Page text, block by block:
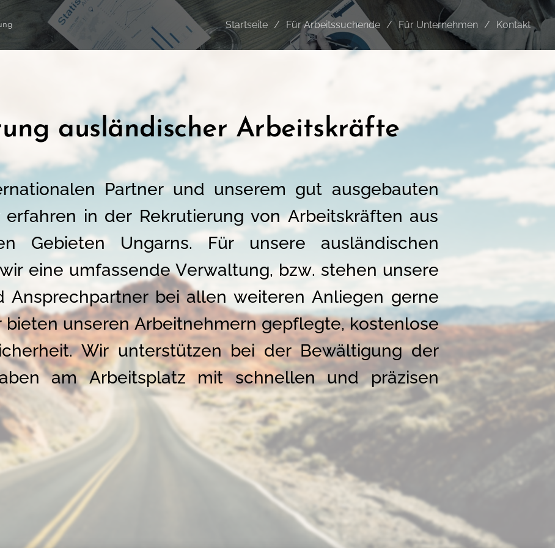
Startseite Für Arbeitssuchende Für Unternehmen Kontakt
ausländischer Arbeitskräfte
Partner und unserem gut ausgebauten
in der Rekrutierung von Arbeitskräften aus
Gebieten Ungarns. Für unsere ausländischen
eine umfassende Verwaltung, bzw. stehen unsere
Ansprechpartner bei allen weiteren Anliegen gerne
bieten unseren Arbeitnehmern gepflegte, kostenlose
Wir unterstützen bei der Bewältigung der
am Arbeitsplatz mit schnellen und präzisen